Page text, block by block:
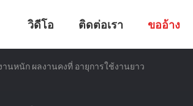
วิดีโอ ติดต่อเรา ขออ้าง
านหนัก ผลงานคงที่ อายุการใช้งานยาว